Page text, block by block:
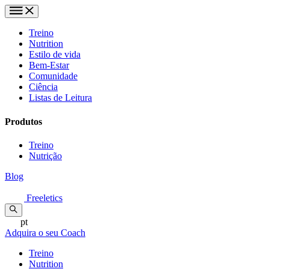
Treino
Nutrition
Estilo de vida
Bem-Estar
Comunidade
Ciência
Listas de Leitura
Produtos
Treino
Nutrição
Blog
Freeletics
pt
Adquira o seu Coach
Treino
Nutrition